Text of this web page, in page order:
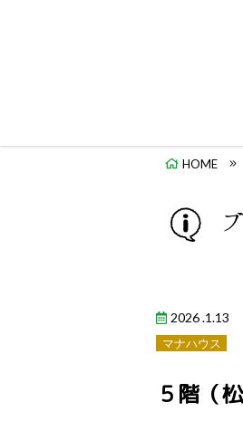
HOME
2026 .1.13
マナハウス
５階（